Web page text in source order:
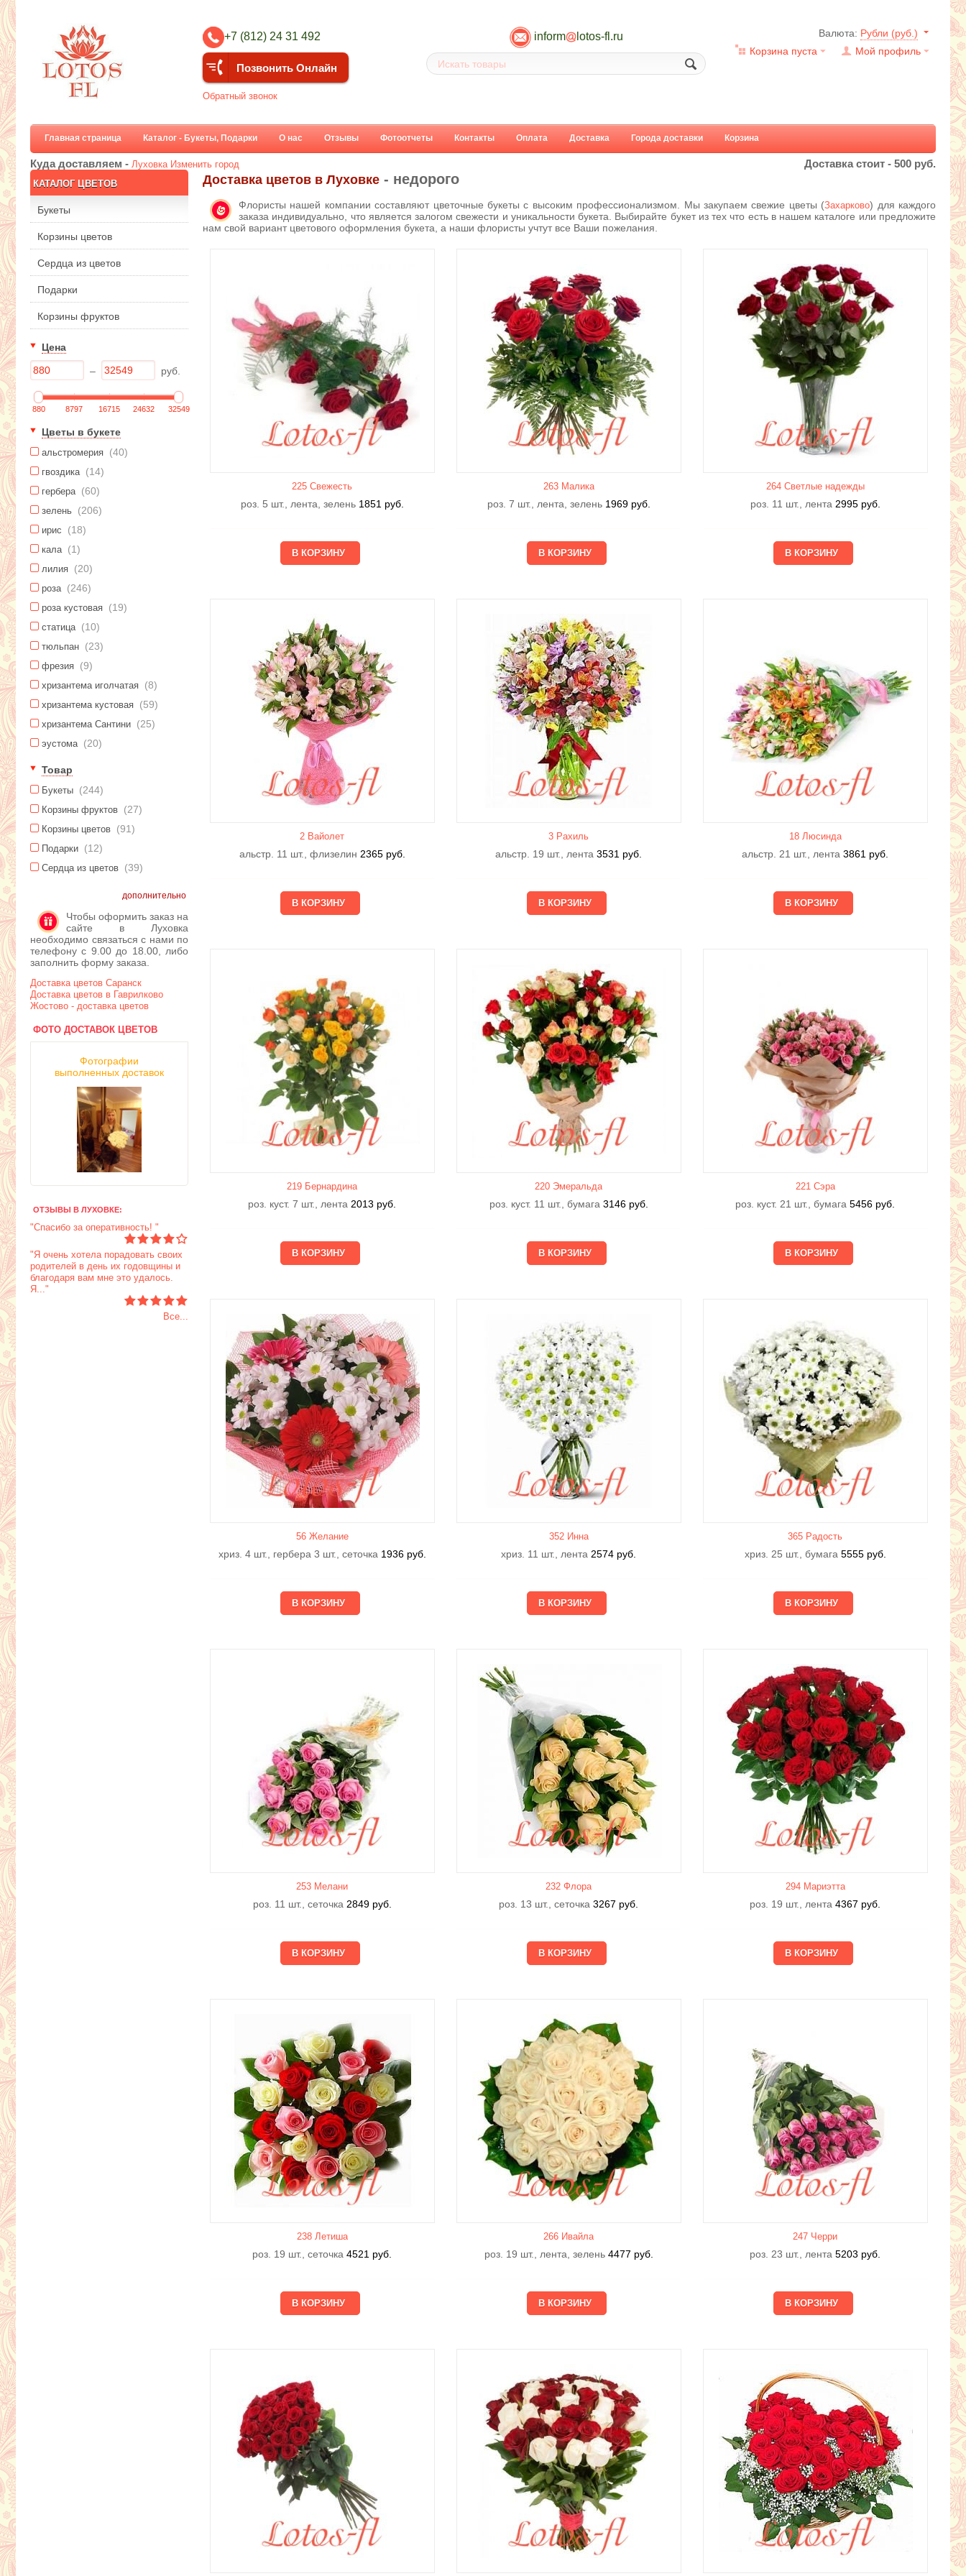
+7 (812) 24 31 492
Позвонить Онлайн
Обратный звонок
inform lotos-fl.ru Валюта: Рубли (руб.)
Мой профиль
Корзина пуста
Главная страница Каталог - Букеты, Подарки О нас Отзывы Фотоотчеты Контакты Оплата Доставка Города доставки Корзина
Куда доставляем - Луховка Изменить город Доставка стоит - 500 руб.
КАТАЛОГ ЦВЕТОВ
Букеты
Корзины цветов
Сердца из цветов
Подарки
Корзины фруктов
Цена
– руб.
880 8797 16715 24632 32549
Цветы в букете
альстромерия (40)
гвоздика (14)
гербера (60)
зелень (206)
ирис (18)
кала (1)
лилия (20)
роза (246)
роза кустовая (19)
статица (10)
тюльпан (23)
фрезия (9)
хризантема иголчатая (8)
хризантема кустовая (59)
хризантема Сантини (25)
эустома (20)
Товар
Букеты (244)
Корзины фруктов (27)
Корзины цветов (91)
Подарки (12)
Сердца из цветов (39)
дополнительно
Чтобы оформить заказ на
сайте в Луховка
необходимо связаться с нами по
телефону с 9.00 до 18.00, либо
заполнить форму заказа.
Доставка цветов Саранск
Доставка цветов в Гаврилково
Жостово - доставка цветов
ФОТО ДОСТАВОК ЦВЕТОВ
Фотографии
выполненных доставок
ОТЗЫВЫ В ЛУХОВКЕ:
"Спасибо за оперативность! "
"Я очень хотела порадовать своих
родителей в день их годовщины и
благодаря вам мне это удалось.
Я..."
Все...
Доставка цветов в Луховке - недорого
Флористы нашей компании составляют цветочные букеты с высоким профессионализмом. Мы закупаем свежие цветы (Захарково) для каждого
заказа индивидуально, что является залогом свежести и уникальности букета. Выбирайте букет из тех что есть в нашем каталоге или предложите
нам свой вариант цветового оформления букета, а наши флористы учтут все Ваши пожелания.
225 Свежесть
роз. 5 шт., лента, зелень 1851 руб.
263 Малика
роз. 7 шт., лента, зелень 1969 руб.
264 Светлые надежды
роз. 11 шт., лента 2995 руб.
2 Вайолет
альстр. 11 шт., флизелин 2365 руб.
3 Рахиль
альстр. 19 шт., лента 3531 руб.
18 Люсиндa
альстр. 21 шт., лента 3861 руб.
219 Бернардина
роз. куст. 7 шт., лента 2013 руб.
220 Эмеральда
роз. куст. 11 шт., бумага 3146 руб.
221 Сэра
роз. куст. 21 шт., бумага 5456 руб.
56 Желание
хриз. 4 шт., гербера 3 шт., сеточка 1936 руб.
352 Инна
хриз. 11 шт., лента 2574 руб.
365 Радость
хриз. 25 шт., бумага 5555 руб.
253 Мелани
роз. 11 шт., сеточка 2849 руб.
232 Флора
роз. 13 шт., сеточка 3267 руб.
294 Мариэтта
роз. 19 шт., лента 4367 руб.
238 Летишa
роз. 19 шт., сеточка 4521 руб.
266 Ивайла
роз. 19 шт., лента, зелень 4477 руб.
247 Черри
роз. 23 шт., лента 5203 руб.